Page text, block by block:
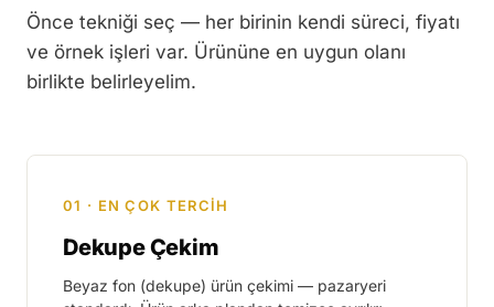
Önce tekniği seç — her birinin kendi süreci, fiyatı
ve örnek işleri var. Ürününe en uygun olanı
birlikte belirleyelim.
01 · EN ÇOK TERCİH
Dekupe Çekim
Beyaz fon (dekupe) ürün çekimi — pazaryeri